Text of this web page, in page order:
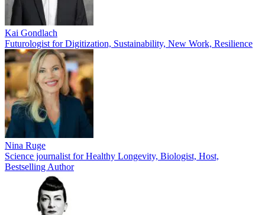
Kai Gondlach
Futurologist for Digitization, Sustainability, New Work, Resilience
Nina Ruge
Science journalist for Healthy Longevity, Biologist, Host,
Bestselling Author